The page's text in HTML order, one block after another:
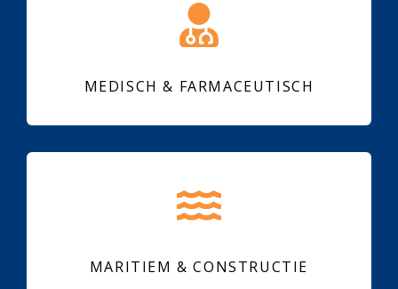
MEDISCH & FARMACEUTISCH
MARITIEM & CONSTRUCTIE